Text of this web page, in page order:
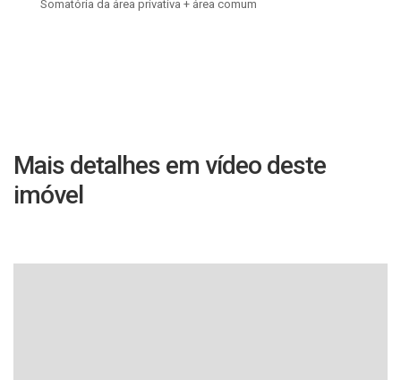
Somatória da área privativa + área comum
Mais detalhes em vídeo deste
imóvel